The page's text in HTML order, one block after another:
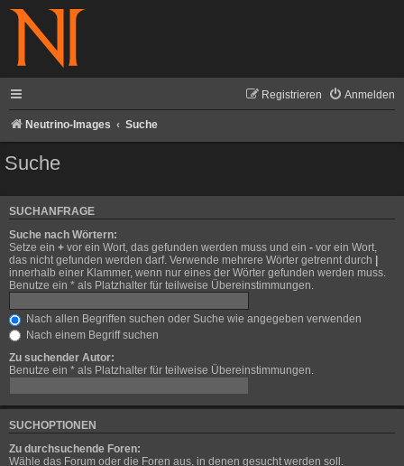
Anmelden
Registrieren
Neutrino-Images Suche
Suche
SUCHANFRAGE
Suche nach Wörtern:
Setze ein + vor ein Wort, das gefunden werden muss und ein - vor ein Wort,
das nicht gefunden werden darf. Verwende mehrere Wörter getrennt durch
innerhalb einer Klammer, wenn nur eines der Wörter gefunden werden muss.
Benutze ein * als Platzhalter für teilweise Übereinstimmungen.
Nach allen Begriffen suchen oder Suche wie angegeben verwenden
Nach einem Begriff suchen
Zu suchender Autor:
Benutze ein * als Platzhalter für teilweise Übereinstimmungen.
SUCHOPTIONEN
Zu durchsuchende Foren:
Wähle das Forum oder die Foren aus, in denen gesucht werden soll.